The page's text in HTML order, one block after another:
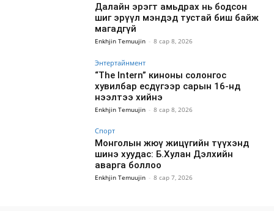
Далайн эрэгт амьдрах нь бодсон
шиг эрүүл мэндэд тустай биш байж
магадгүй
Enkhjin Temuujin - 8 сар 8, 2026
Энтертайнмент
“The Intern” киноны солонгос
хувилбар есдүгээр сарын 16-нд
нээлтээ хийнэ
Enkhjin Temuujin - 8 сар 8, 2026
Спорт
Монголын жюү жицүгийн түүхэнд
шинэ хуудас: Б.Хулан Дэлхийн
аварга боллоо
Enkhjin Temuujin - 8 сар 7, 2026